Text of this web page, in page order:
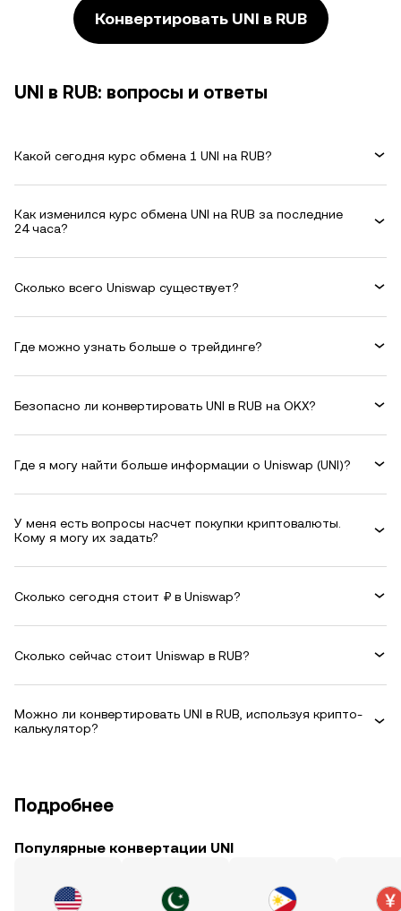
Конвертировать UNI в RUB
UNI в RUB: вопросы и ответы
Какой сегодня курс обмена 1 UNI на RUB?
Как изменился курс обмена UNI на RUB за последние
24 часа?
Сколько всего Uniswap существует?
Где можно узнать больше о трейдинге?
Безопасно ли конвертировать UNI в RUB на OKX?
Где я могу найти больше информации о Uniswap (UNI)?
У меня есть вопросы насчет покупки криптовалюты.
Кому я могу их задать?
Сколько сегодня стоит ₽ в Uniswap?
Сколько сейчас стоит Uniswap в RUB?
Можно ли конвертировать UNI в RUB, используя крипто-
калькулятор?
Подробнее
Популярные конвертации UNI